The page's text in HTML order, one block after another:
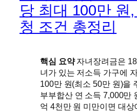
당 최대 100만 원,
청 조건 총정리
핵심 요약자녀장려금은
녀가 있는 저소득 가구에
100만 원(최소 50만 원)을
부부합산 연 소득 7,000만
억 4천만 원 미만이면 대상